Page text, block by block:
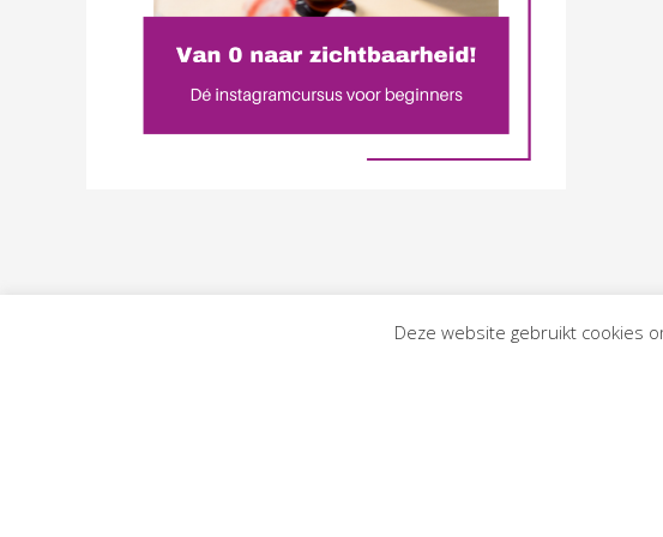
Deze website gebruikt cookies